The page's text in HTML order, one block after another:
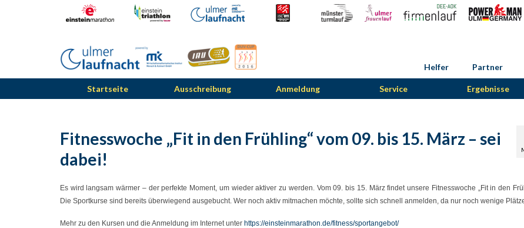
Helfer Partner
Startseite Ausschreibung Anmeldung Service Ergebnisse
Fitnesswoche „Fit in den Frühling“ vom 09. bis 15. März – sei
dabei!
Es wird langsam wärmer – der perfekte Moment, um wieder aktiver zu werden. Vom 09. bis 15. März findet unsere Fitnesswoche „Fit in den
Die Sportkurse sind bereits überwiegend ausgebucht. Wer noch aktiv mitmachen möchte, sollte sich schnell anmelden, da nur noch wenige
Mehr zu den Kursen und die Anmeldung im Internet unter https://einsteinmarathon.de/fitness/sportangebot/